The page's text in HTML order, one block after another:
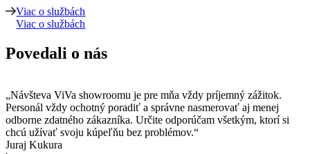
Viac o službách
Viac o službách
Povedali o nás
„Návšteva ViVa showroomu je pre mňa vždy príjemný zážitok.
Personál vždy ochotný poradiť a správne nasmerovať aj menej
odborne zdatného zákazníka. Určite odporúčam všetkým, ktorí si
chcú užívať svoju kúpeľňu bez problémov.“
Juraj Kukura